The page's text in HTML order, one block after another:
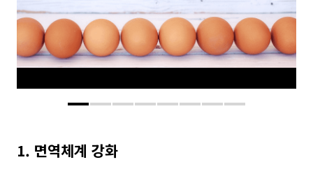
1. 면역체계 강화